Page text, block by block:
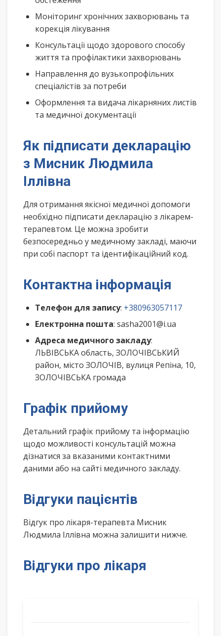
Моніторинг хронічних захворювань та
корекція лікування
Консультації щодо здорового способу
життя та профілактики захворювань
Направлення до вузькопрофільних
спеціалістів за потреби
Оформлення та видача лікарняних листів
та медичної документації
Як підписати декларацію
з Мисник Людмила
Іллівна
Для отримання якісної медичної допомоги
необхідно підписати декларацію з лікарем-
терапевтом. Це можна зробити
безпосередньо у медичному закладі, маючи
при собі паспорт та ідентифікаційний код.
Контактна інформація
Телефон для запису: +380963057117
Електронна пошта: sasha2001@i.ua
Адреса медичного закладу:
ЛЬВІВСЬКА область, ЗОЛОЧІВСЬКИЙ
район, місто ЗОЛОЧІВ, вулиця Репіна, 10,
ЗОЛОЧІВСЬКА громада
Графік прийому
Детальний графік прийому та інформацію
щодо можливості консультацій можна
дізнатися за вказаними контактними
даними або на сайті медичного закладу.
Відгуки пацієнтів
Відгук про лікаря-терапевта Мисник
Людмила Іллівна можна залишити нижче.
Відгуки про лікаря